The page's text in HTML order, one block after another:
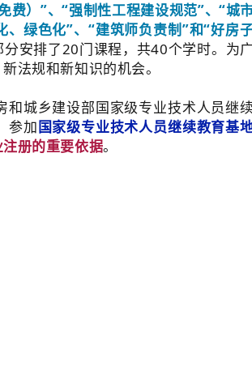
费）”、“强制性工程建设规范”、“城
绿色化”、“建筑师负责制”和“好房
安排了20门课程，共40个学时。为
法规和新知识的机会。
城乡建设部国家级专业技术人员继
参加国家级专业技术人员继续教育基
册的重要依据。